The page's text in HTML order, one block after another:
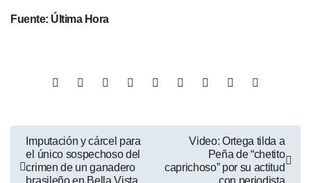
Fuente: Última Hora
Imputación y cárcel para
el único sospechoso del
crimen de un ganadero
brasileño en Bella Vista
Video: Ortega tilda a
Peña de “chetito
caprichoso” por su actitud
con periodista